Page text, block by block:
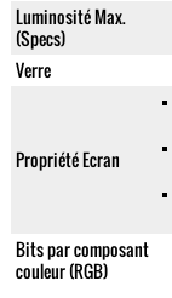
Luminosité Max.
(Specs)
Verre
Propriété Ecran
Bits par composant
couleur (RGB)